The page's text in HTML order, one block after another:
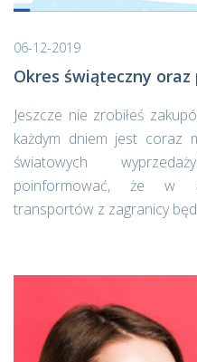
06-12-2019
Okres świąteczny
Jeszcze nie zrobiłeś
każdym dniem jest coraz
światowych
poinformować, że w
transportów z zagranicy